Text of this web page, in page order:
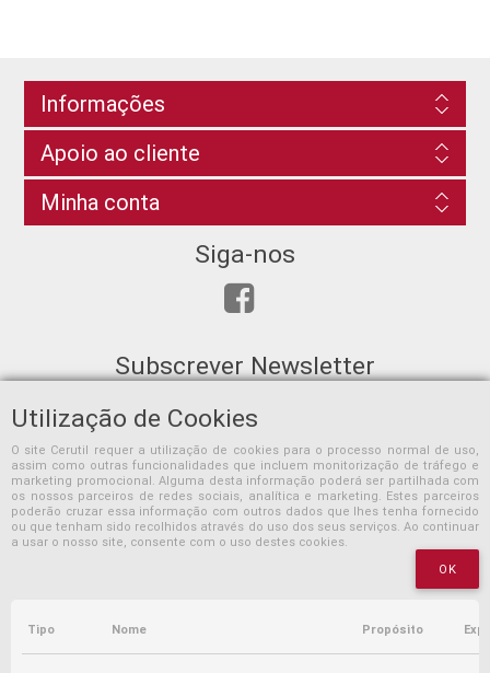
Utilização de Cookies
O site Cerutil requer a utilização de cookies para o processo normal de uso,
assim como outras funcionalidades que incluem monitorização de tráfego e
marketing promocional. Alguma desta informação poderá ser partilhada com
os nossos parceiros de redes sociais, analítica e marketing. Estes parceiros
poderão cruzar essa informação com outros dados que lhes tenha fornecido
ou que tenham sido recolhidos através do uso dos seus serviços. Ao continuar
a usar o nosso site, consente com o uso destes cookies.
OK
Tipo Nome Propósito
Informações
Apoio ao cliente
Minha conta
Siga-nos
Subscrever Newsletter
SUBSCREVER